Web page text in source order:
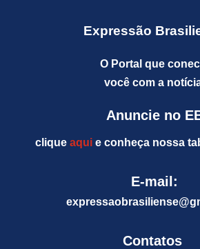
Expressão
O Portal que
você com a
Anuncie no
clique aquie conheça nossa
E-mail:
Contatos